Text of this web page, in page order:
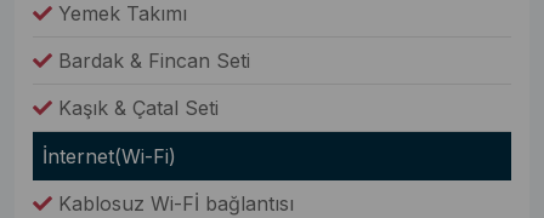
Yemek Takımı
Bardak & Fincan Seti
Kaşık & Çatal Seti
İnternet(Wi-Fi)
Kablosuz Wi-Fİ bağlantısı